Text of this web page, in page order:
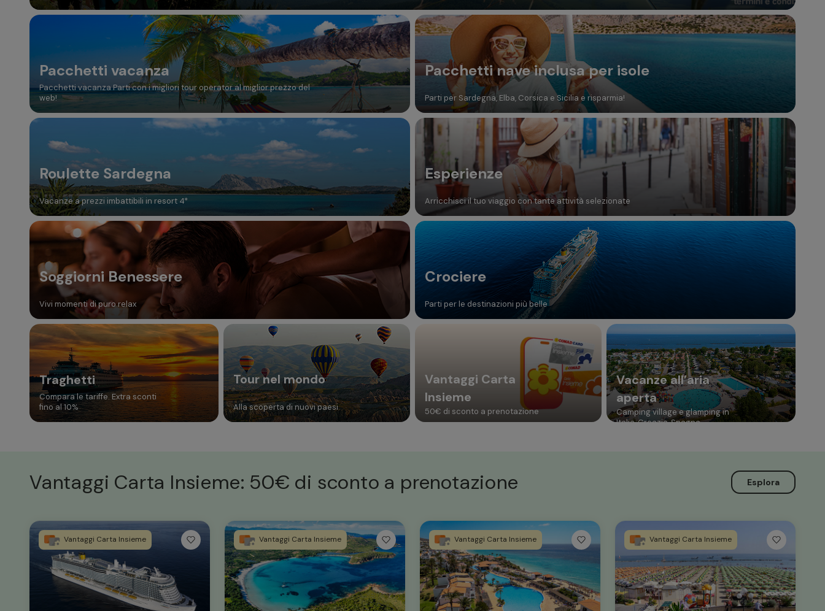
Pacchetti vacanza
Pacchetti vacanza Parti con i migliori tour operator al miglior prezzo del
web!
Pacchetti nave inclusa per isole
Parti per Sardegna, Elba, Corsica e Sicilia e risparmia!
Roulette Sardegna
Vacanze a prezzi imbattibili in resort 4*
Esperienze
Arricchisci il tuo viaggio con tante attività selezionate
Soggiorni Benessere
Vivi momenti di puro relax
Crociere
Parti per le destinazioni più belle
Traghetti
Compara le tariffe. Extra sconti
fino al 10%
Tour nel mondo
Alla scoperta di nuovi paesi
Vantaggi Carta
Insieme
50€ di sconto a prenotazione
Vacanze all’aria
aperta
Camping village e glamping in
Italia, Croazia, Spagna
Vantaggi Carta Insieme: 50€ di sconto a prenotazione Esplora
Vantaggi Carta Insieme Vantaggi Carta Insieme Vantaggi Carta Insieme Vantaggi Carta Insieme